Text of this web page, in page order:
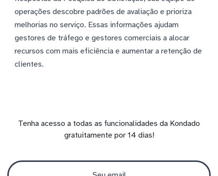
operações descobre padrões de avaliação e prioriza
melhorias no serviço. Essas informações ajudam
gestores de tráfego e gestores comerciais a alocar
recursos com mais eficiência e aumentar a retenção de
clientes.
Tenha acesso a todas as funcionalidades da Kondado
gratuitamente por 14 dias!